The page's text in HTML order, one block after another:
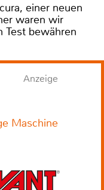
einer neuen
waren wir
Test bewähren
Anzeige
Maschine